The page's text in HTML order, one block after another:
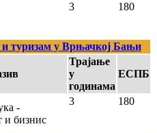
3 180
и туризам у Врњачкој Бањи
Трајање
у
годинама
ЕСПБ
-
и бизнис
3 180